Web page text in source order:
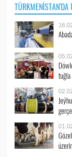
TÜRKMENISTAN'DA